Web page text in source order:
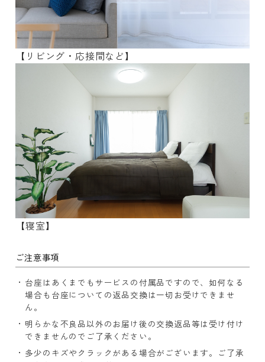
【リビング・応接間など】
【寝室】
ご注意事項
台座はあくまでもサービスの付属品ですので、如何なる
場合も台座についての返品交換は一切お受けできませ
ん。
明らかな不良品以外のお届け後の交換返品等は受け付け
できませんのでご了承ください。
多少のキズやクラックがある場合がございます。ご了承